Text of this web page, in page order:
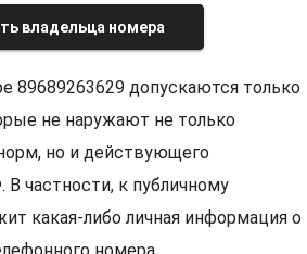
владельца номера
89689263629 допускаются только
не наружают не только
но и действующего
В частности, к публичному
какая-либо личная информация о